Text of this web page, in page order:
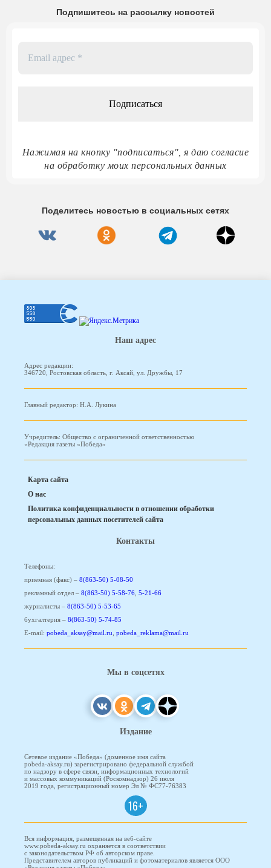
Подпишитесь на рассылку новостей
Нажимая на кнопку "подписаться", я даю согласие
на обработку моих персональных данных
Поделитесь новостью в социальных сетях
Наш адрес
Адрес редакции:
346720, Ростовская область, г. Аксай, ул. Дружбы, 17
Главный редактор: Н.А. Лукина
Учредитель: Общество с ограниченной ответственностью
«Редакция газеты «Победа»
Карта сайта
О нас
Политика конфиденциальности в отношении обработки
персональных данных посетителей сайта
Контакты
Телефоны:
приемная (факс) – 8(863-50) 5-08-50
рекламный отдел – 8(863-50) 5-58-76, 5-21-66
журналисты – 8(863-50) 5-53-65
бухгалтерия – 8(863-50) 5-74-85
E-mail: pobeda_aksay@mail.ru, pobeda_reklama@mail.ru
Мы в соцсетях
Издание
Сетевое издание «Победа» (доменное имя сайта
pobeda-aksay.ru) зарегистрировано федеральной службой
по надзору в сфере связи, информационных технологий
и массовых коммуникаций (Роскомнадзор) 26 июля
2019 года, регистрационный номер Эл № ФС77-76383
16+
Вся информация, размещенная на веб-сайте
www.pobeda-aksay.ru охраняется в соответствии
с законодательством РФ об авторском праве.
Представителем авторов публикаций и фотоматериалов является ООО